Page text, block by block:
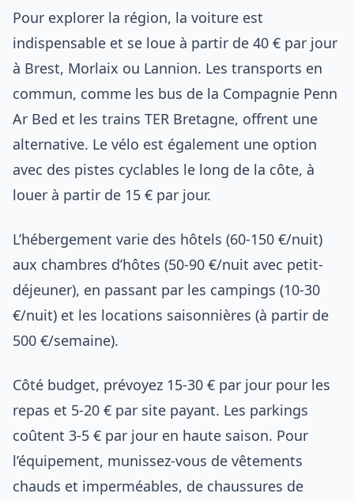
Pour explorer la région, la voiture est
indispensable et se loue à partir de 40 € par jour
à Brest, Morlaix ou Lannion. Les transports en
commun, comme les bus de la Compagnie Penn
Ar Bed et les trains TER Bretagne, offrent une
alternative. Le vélo est également une option
avec des pistes cyclables le long de la côte, à
louer à partir de 15 € par jour.
L’hébergement varie des hôtels (60-150 €/nuit)
aux chambres d’hôtes (50-90 €/nuit avec petit-
déjeuner), en passant par les campings (10-30
€/nuit) et les locations saisonnières (à partir de
500 €/semaine).
Côté budget, prévoyez 15-30 € par jour pour les
repas et 5-20 € par site payant. Les parkings
coûtent 3-5 € par jour en haute saison. Pour
l’équipement, munissez-vous de vêtements
chauds et imperméables, de chaussures de